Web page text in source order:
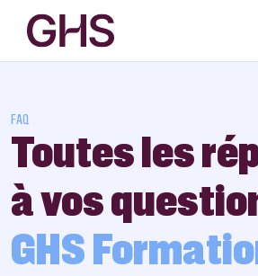
FAQ
Toutes les
à vos
GHS